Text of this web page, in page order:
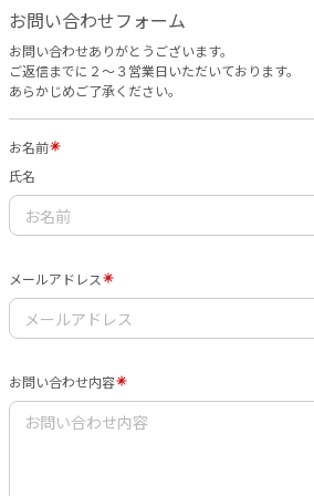
お問い合わせフォーム
お問い合わせありがとうございます。
ご返信までに２〜３営業日いただいております。
あらかじめご了承ください。
お名前
氏名
メールアドレス
お問い合わせ内容